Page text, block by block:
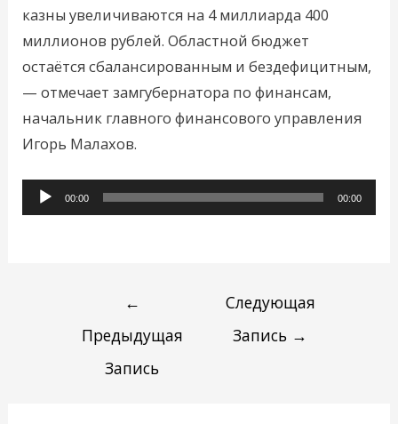
казны увеличиваются на 4 миллиарда 400
миллионов рублей. Областной бюджет
остаётся сбалансированным и бездефицитным,
— отмечает замгубернатора по финансам,
начальник главного финансового управления
Игорь Малахов.
Аудиоплеер
00:00 00:00
←
Предыдущая
Запись
Следующая
Запись →